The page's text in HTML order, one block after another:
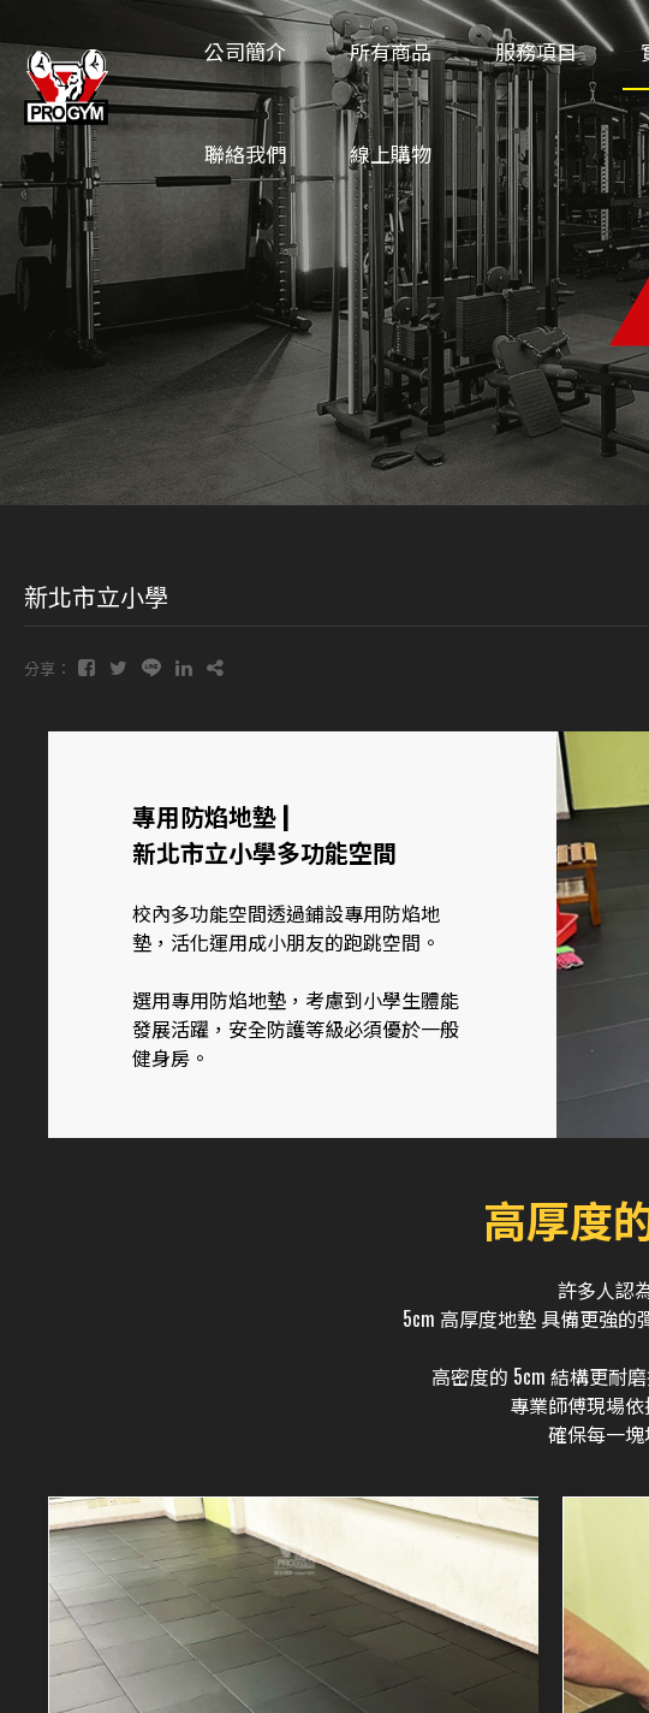
公司簡介 所有商品 服務項目
聯絡我們 線上購物
新北市立小學
分享：
專用防焰地墊 |
新北市立小學多功能空間
校內多功能空間透過鋪設專用防焰地
墊，活化運用成小朋友的跑跳空間。
選用專用防焰地墊，考慮到小學生體能
發展活躍，安全防護等級必須優於一般
健身房。
高厚度
許多人認
5cm 高厚度地墊 具備更強
高密度的 5cm 結構更耐
專業師傅現場
確保每一